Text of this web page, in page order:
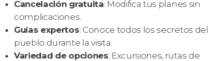
Cancelación gratuita: Modifica tus planes sin
complicaciones.
Guías expertos: Conoce todos los secretos del
pueblo durante la visita.
Variedad de opciones: Excursiones, rutas de